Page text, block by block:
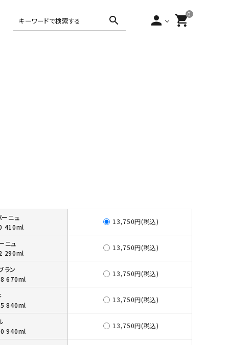
search person 0
shopping_cart
ニュ
410ml
13,750円(税込)
ニュ
290ml
13,750円(税込)
ラン
670ml
13,750円(税込)
840ml
13,750円(税込)
940ml
13,750円(税込)